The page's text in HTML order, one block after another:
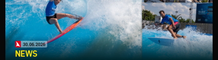
30.06.2026
NEWS